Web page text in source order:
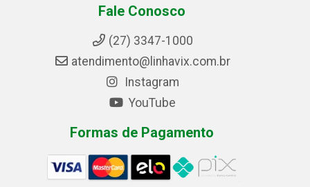
Fale Conosco
(27) 3347-1000
atendimento@linhavix.com.br
Instagram
YouTube
Formas de Pagamento